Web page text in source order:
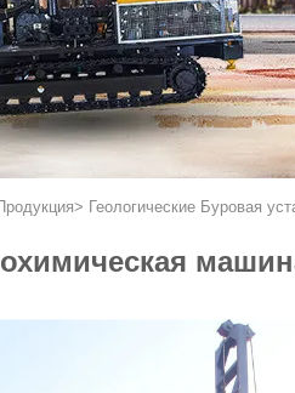
> Геологические Буровая